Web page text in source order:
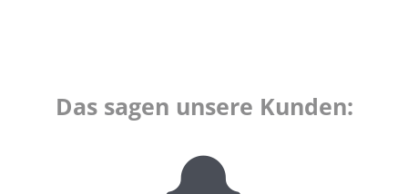
Das sagen unsere Kunden: